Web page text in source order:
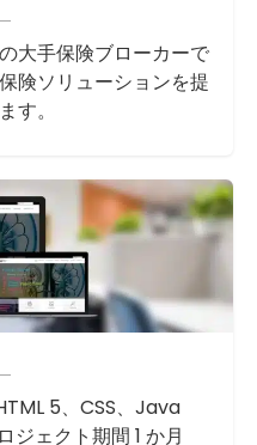
大手保険ブローカーで
険ソリューションを提
す。
5、CSS、Java
ェクト期間 1 か月